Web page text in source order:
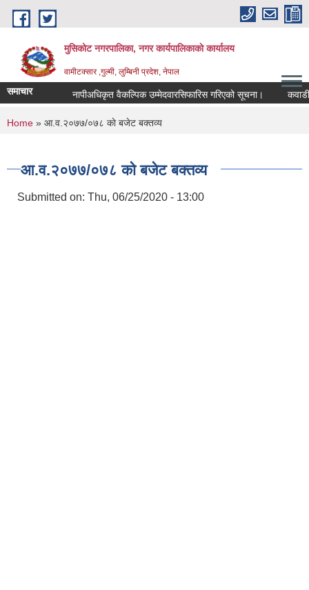
Skip to main content
मुसिकोट नगरपालिका, नगर कार्यपालिकाकाे कार्यालय
वामीटक्सार ,गुल्मी, लुम्बिनी प्रदेश, नेपाल
समाचार नापीअधिकृत वैकल्पिक उम्मेदवारसिफारिस गरिएको सूचना। कवाडी
You are here
Home » आ.व.२०७७/०७८ काे बजेट बक्तव्य
आ.व.२०७७/०७८ काे बजेट बक्तव्य
Submitted on: Thu, 06/25/2020 - 13:00